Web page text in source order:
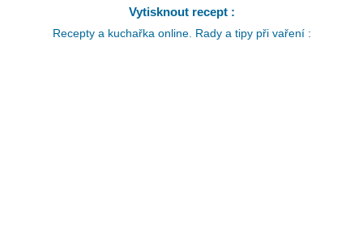
Vytisknout recept :
Recepty a kuchařka online. Rady a tipy při vaření :